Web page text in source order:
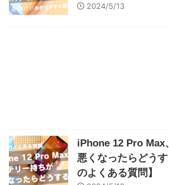
2024/5/13
iPhone 12 Pro Max
悪くなったらどう
のよくある質問】